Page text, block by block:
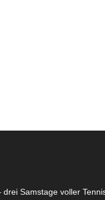
drei Samstage voller